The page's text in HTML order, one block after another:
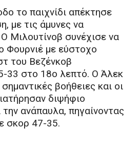
το παιχνίδι απέκτησε
με τις άμυνες να
Μιλουτίνοβ συνέχισε να
Φουρνιέ με εύστοχο
του Βεζένκοβ
33 στο 18ο λεπτό. Ο Άλεκ
βοήθειες και οι
διψήφιο
ανάπαυλα, πηγαίνοντας
σκορ 47-35.